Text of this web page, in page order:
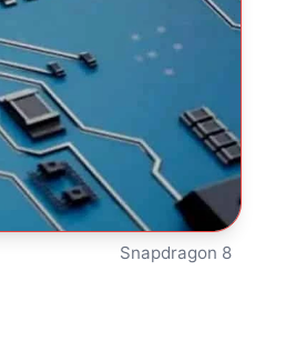
Snapdragon 8